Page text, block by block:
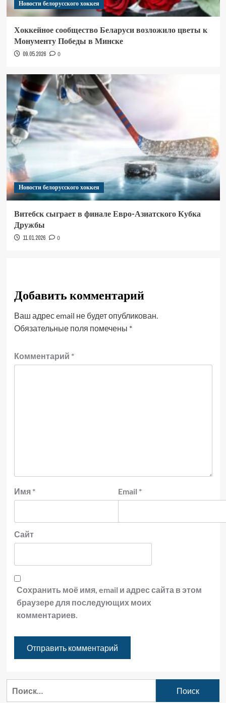
Новости белорусского хоккея
Хоккейное сообщество Беларуси возложило цветы к
Монументу Победы в Минске
09.05.2026 0
Новости белорусского хоккея
Витебск сыграет в финале Евро-Азиатского Кубка
Дружбы
11.01.2026 0
Добавить комментарий
Ваш адрес email не будет опубликован.
Обязательные поля помечены *
Комментарий *
Имя * Email *
Сайт
Сохранить моё имя, email и адрес сайта в этом
браузере для последующих моих
комментариев.